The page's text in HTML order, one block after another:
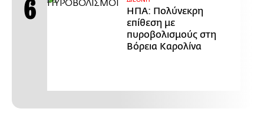
ΗΠΑ: Πολύνεκρη
επίθεση με
πυροβολισμούς στη
Βόρεια Καρολίνα